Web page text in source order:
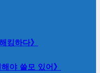
킹하다》
야 쓸모 있어》